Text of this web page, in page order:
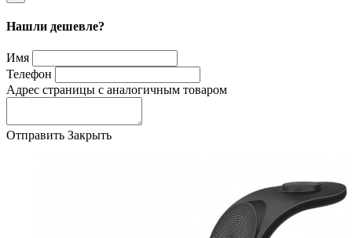
Нашли дешевле?
Имя
Телефон
Адрес страницы с аналогичным товаром
Отправить Закрыть